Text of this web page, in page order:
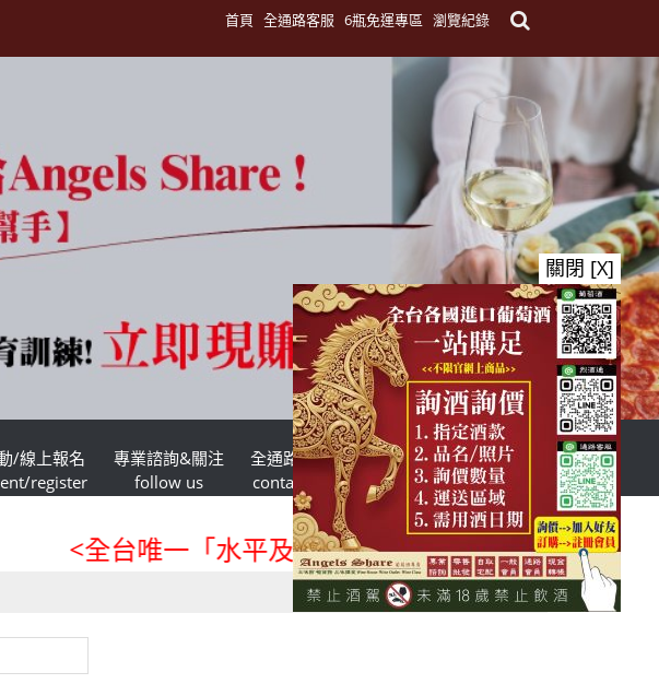
首頁 全通路客服 6瓶免運專區 瀏覽紀錄
/線上報名
register
專業諮詢&關注
follow us
全通路客服
contact us
台灣酒商聯盟
TWSMA
首頁 會員登入
<全台唯一「水平及垂直整合、一次購足」各國進
關閉 [X]